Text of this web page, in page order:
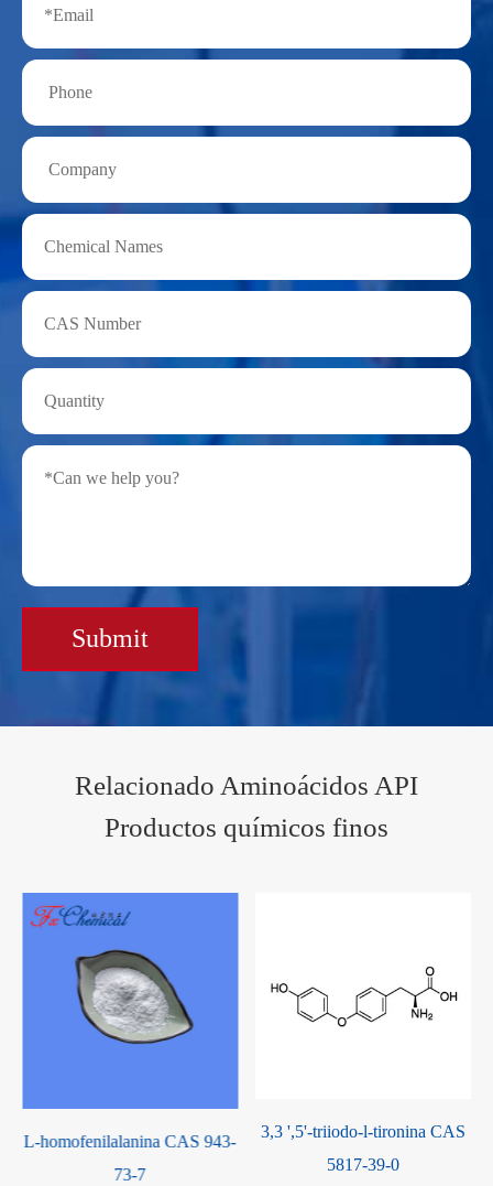
Submit
Relacionado Aminoácidos API
Productos químicos finos
L-homofenilalanina CAS 943-
73-7
3,3 ',5'-triiodo-l-tironina CAS
5817-39-0